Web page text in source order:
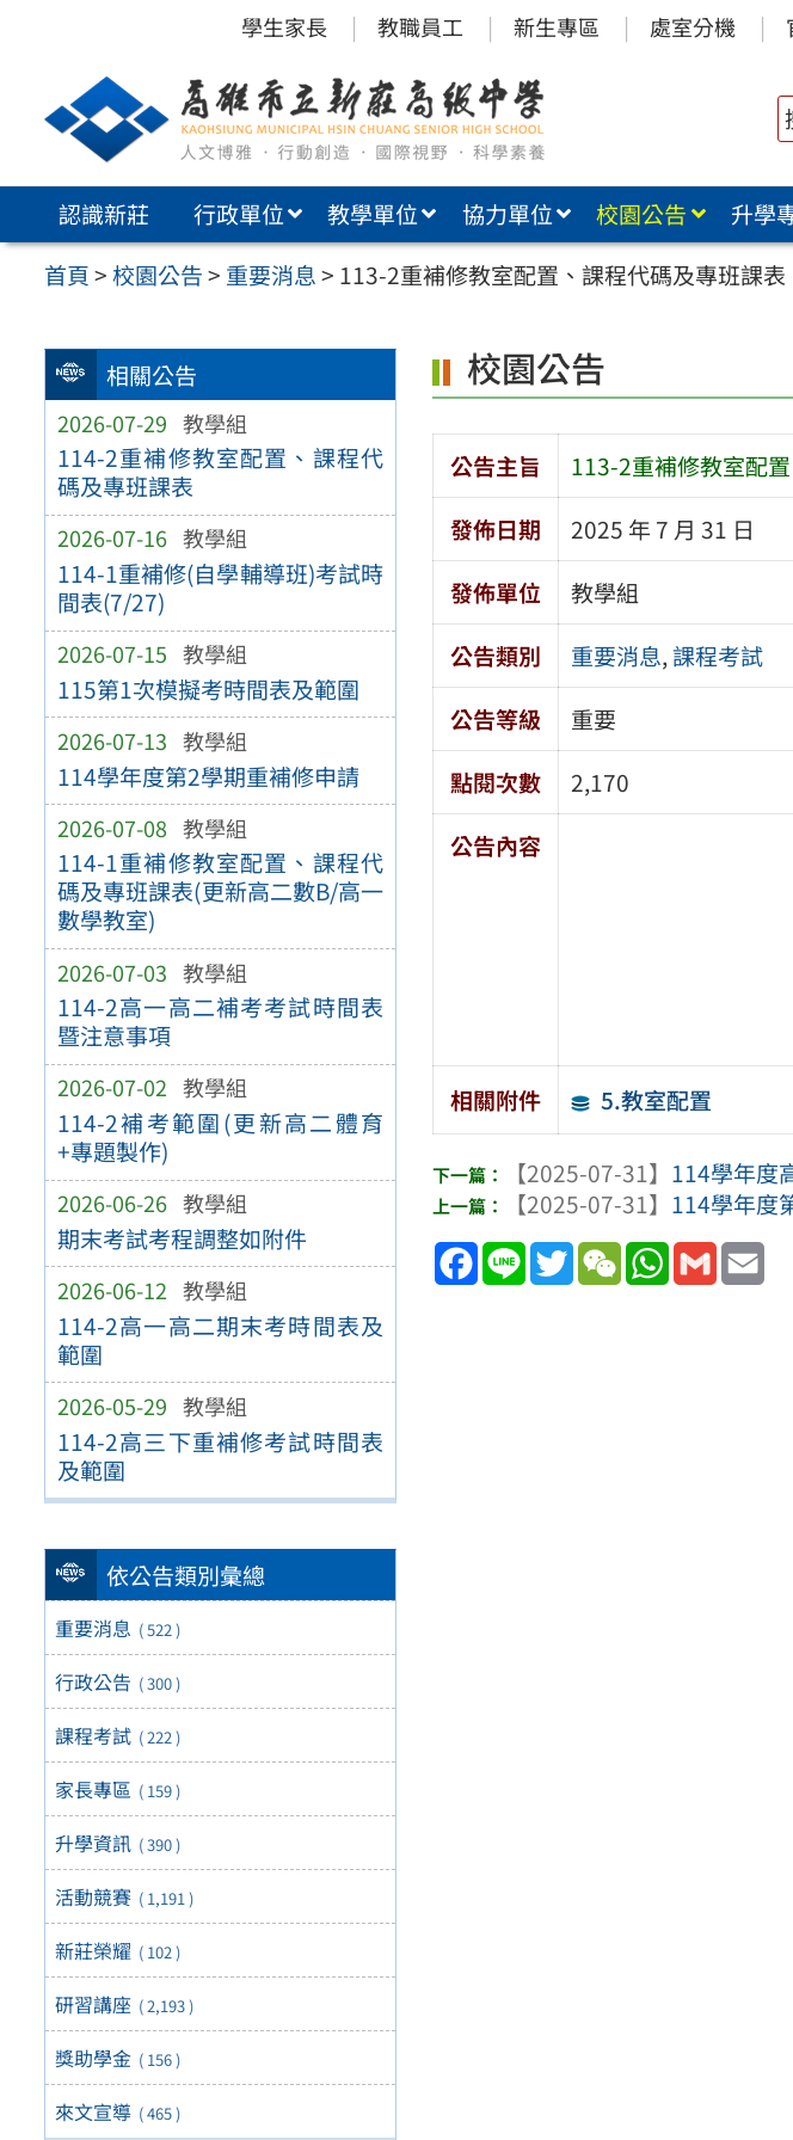
內
學生家長 教職員工 新生專區 處室分機
認識新莊 行政單位 教學單位 協力單位 校園公告 升學
首頁>校園公告> 重要消息> 113-2重補修教室配置、課程代碼及專班課表
相關公告
2026-07-29 教學組
114-2重補修教室配置、課程代
碼及專班課表
2026-07-16 教學組
114-1重補修(自學輔導班)考試時
間表(7/27)
2026-07-15 教學組
115第1次模擬考時間表及範圍
2026-07-13 教學組
114學年度第2學期重補修申請
2026-07-08 教學組
114-1重補修教室配置、課程代
碼及專班課表(更新高二數B/高一
數學教室)
2026-07-03 教學組
114-2高一高二補考考試時間表
暨注意事項
2026-07-02 教學組
114-2補考範圍(更新高二體育
+專題製作)
2026-06-26 教學組
期末考試考程調整如附件
2026-06-12 教學組
114-2高一高二期末考時間表及
範圍
2026-05-29 教學組
114-2高三下重補修考試時間表
及範圍
依公告類別彙總
重要消息 ( 522 )
行政公告 ( 300 )
課程考試 ( 222 )
家長專區 ( 159 )
升學資訊 ( 390 )
活動競賽 ( 1,191 )
新莊榮耀 ( 102 )
研習講座 ( 2,193 )
獎助學金 ( 156 )
來文宣導 ( 465 )
校園公告
公告主旨
113-2重補修教室配
發佈日期
2025 年 7 月 31 日
發佈單位
教學組
公告類別
重要消息,課程考試
公告等級
重要
點閱次數
2,170
公告內容
相關附件 5.教室配置
【2025-07-31】 114學年度
【2025-07-31】 114學年度
Facebook
Line TwitterWeChatWhatsApp
Gmail